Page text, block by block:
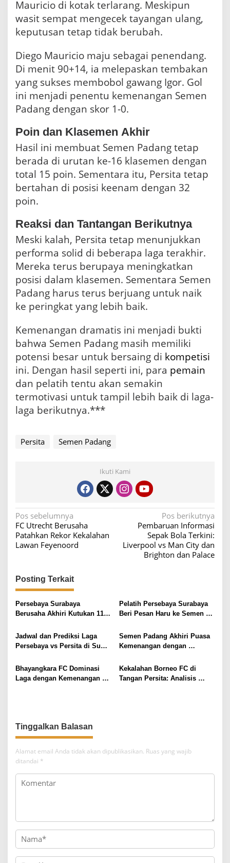
Mauricio di kotak terlarang. Meskipun
wasit sempat mengecek tayangan ulang,
keputusan tetap tidak berubah.
Diego Mauricio maju sebagai penendang.
Di menit 90+14, ia melepaskan tembakan
yang sukses membobol gawang Igor. Gol
ini menjadi penentu kemenangan Semen
Padang dengan skor 1-0.
Poin dan Klasemen Akhir
Hasil ini membuat Semen Padang tetap
berada di urutan ke-16 klasemen dengan
total 15 poin. Sementara itu, Persita tetap
bertahan di posisi keenam dengan 32
poin.
Reaksi dan Tantangan Berikutnya
Meski kalah, Persita tetap menunjukkan
performa solid di beberapa laga terakhir.
Mereka terus berupaya meningkatkan
posisi dalam klasemen. Sementara Semen
Padang harus terus berjuang untuk naik
ke peringkat yang lebih baik.
Kemenangan dramatis ini menjadi bukti
bahwa Semen Padang masih memiliki
potensi besar untuk bersaing di kompetisi
ini. Dengan hasil seperti ini, para pemain
dan pelatih tentu akan semakin
termotivasi untuk tampil lebih baik di laga-
laga berikutnya.***
Persita Semen Padang
Ikuti Kami
N
a
v
g
a
s
i
o
Pos sebelumnya
FC Utrecht Berusaha
Patahkan Rekor Kekalahan
Lawan Feyenoord
Pos berikutnya
Pembaruan Informasi
Sepak Bola Terkini:
Liverpool vs Man City dan
Brighton dan Palace
Posting Terkait
Persebaya Surabaya
Berusaha Akhiri Kutukan 11
Pelatih Persebaya Surabaya
Beri Pesan Haru ke Semen
Telak 7-0
Jadwal dan Prediksi Laga
Persebaya vs Persita di Super
Semen Padang Akhiri Puasa
Kemenangan dengan
Biak
Bhayangkara FC Dominasi
Laga dengan Kemenangan 4-
Kekalahan Borneo FC di
Tangan Persita: Analisis
Alamat email Anda tidak akan dipublikasikan. Ruas yang wajib
ditandai *